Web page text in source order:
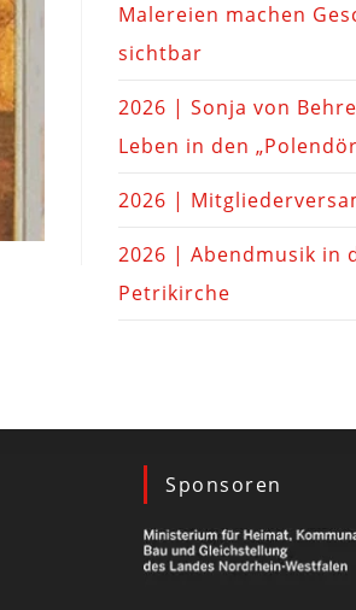
Malereien machen
sichtbar
2026 | Sonja von
Leben in den
2026 |
2026 | Abendmusik in
Petrikirche
Sponsoren